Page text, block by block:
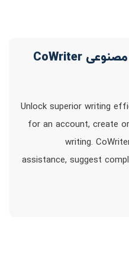
نحوه استفاده از هوش مصنوعی CoWriter
Unlock superior writing
for an account, create
writing.
assistance, suggest